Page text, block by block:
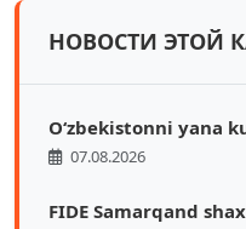
НОВОСТИ ЭТОЙ
O‘zbekistonni yana
07.08.2026
FIDE Samarqand